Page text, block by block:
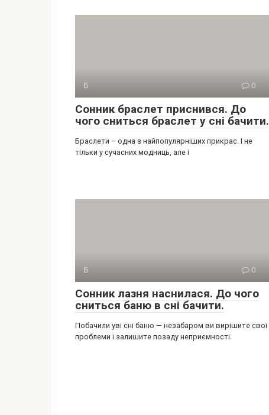
Б 0
Сонник браслет приснився. До
чого сниться браслет у сні бачити.
Браслети – одна з найпопулярніших прикрас. І не
тільки у сучасних модниць, але і
Б 0
Сонник лазня наснилася. До чого
сниться баню в сні бачити.
Побачили уві сні баню — незабаром ви вирішите свої
проблеми і залишите позаду неприємності.